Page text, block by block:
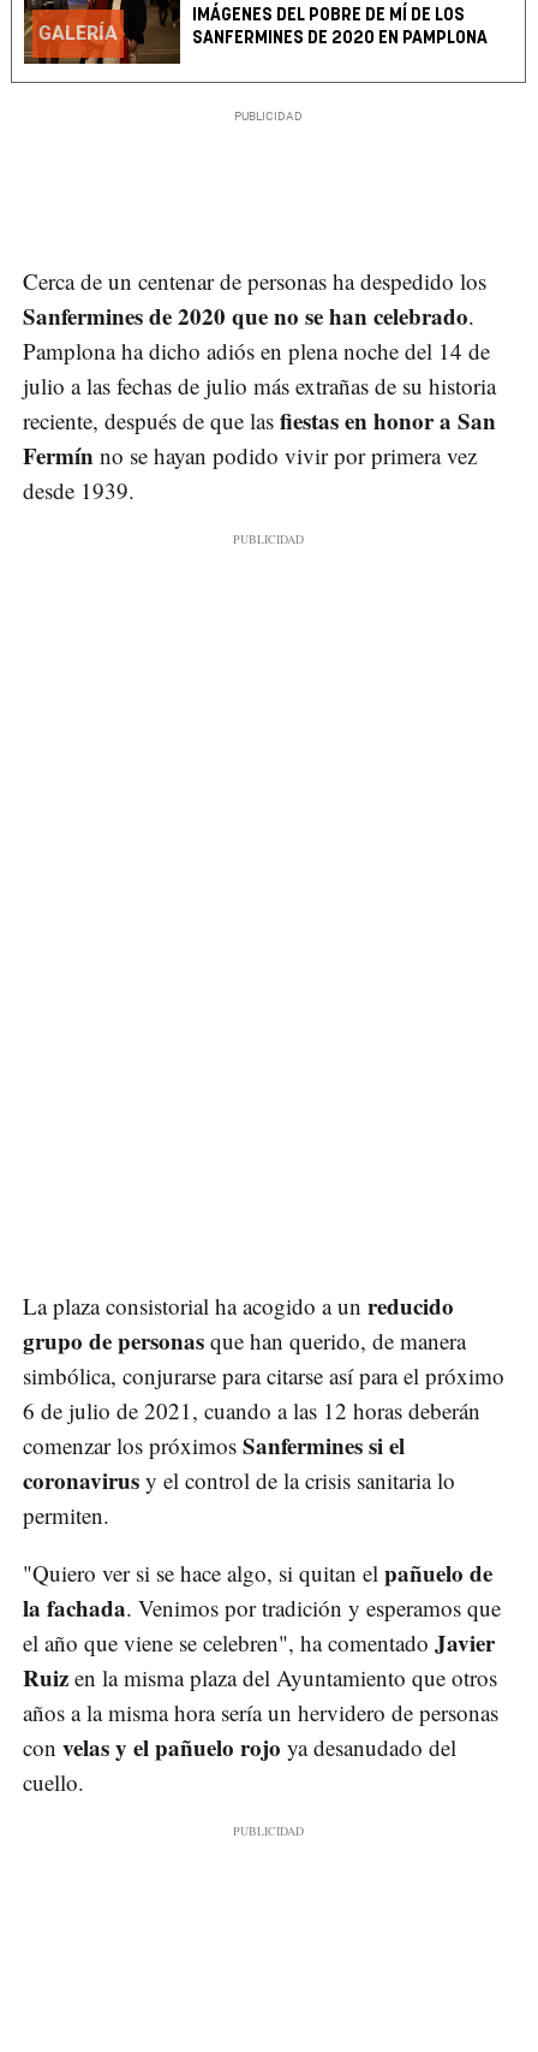
GALERÍA
IMÁGENES DEL POBRE DE MÍ DE LOS
SANFERMINES DE 2020 EN PAMPLONA
Cerca de un centenar de personas ha despedido los
Sanfermines de 2020 que no se han celebrado.
Pamplona ha dicho adiós en plena noche del 14 de
julio a las fechas de julio más extrañas de su historia
reciente, después de que las fiestas en honor a San
Fermín no se hayan podido vivir por primera vez
desde 1939.
La plaza consistorial ha acogido a un reducido
grupo de personas que han querido, de manera
simbólica, conjurarse para citarse así para el próximo
6 de julio de 2021, cuando a las 12 horas deberán
comenzar los próximos Sanfermines si el
coronavirus y el control de la crisis sanitaria lo
permiten.
"Quiero ver si se hace algo, si quitan el pañuelo de
la fachada. Venimos por tradición y esperamos que
el año que viene se celebren", ha comentado Javier
Ruiz en la misma plaza del Ayuntamiento que otros
años a la misma hora sería un hervidero de personas
con velas y el pañuelo rojo ya desanudado del
cuello.